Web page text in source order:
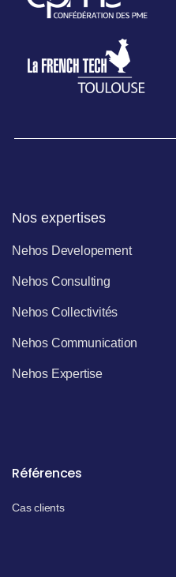
Nos expertises
Nehos Developement
Nehos Consulting
Nehos Collectivités
Nehos Communication
Nehos Expertise
Références
Cas clients